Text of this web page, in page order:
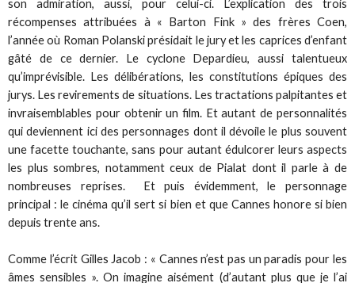
son admiration, aussi, pour celui-ci. L’explication des trois
récompenses attribuées à « Barton Fink » des frères Coen,
l’année où Roman Polanski présidait le jury et les caprices d’enfant
gâté de ce dernier. Le cyclone Depardieu, aussi talentueux
qu’imprévisible. Les délibérations, les constitutions épiques des
jurys. Les revirements de situations. Les tractations palpitantes et
invraisemblables pour obtenir un film. Et autant de personnalités
qui deviennent ici des personnages dont il dévoile le plus souvent
une facette touchante, sans pour autant édulcorer leurs aspects
les plus sombres, notamment ceux de Pialat dont il parle à de
nombreuses reprises. Et puis évidemment, le personnage
principal : le cinéma qu’il sert si bien et que Cannes honore si bien
depuis trente ans.
Comme l’écrit Gilles Jacob : « Cannes n’est pas un paradis pour les
âmes sensibles ». On imagine aisément (d’autant plus que je l’ai